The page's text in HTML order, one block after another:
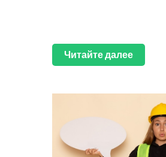
Читайте далее